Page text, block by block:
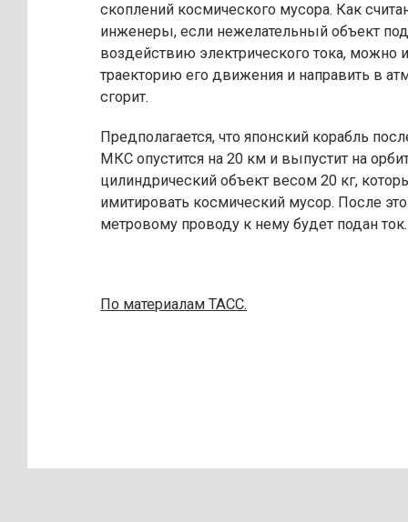
скоплений космического мусора. Как
инженеры, если нежелательный объект
воздействию электрического тока, можно
траекторию его движения и направить в
сгорит.
Предполагается, что японский корабль
МКС опустится на 20 км и выпустит на
цилиндрический объект весом 20 кг,
имитировать космический мусор. После
метровому проводу к нему будет подан ток.
По материалам ТАСС.